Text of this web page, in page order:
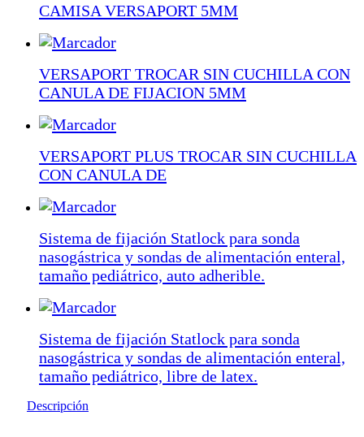
CAMISA VERSAPORT 5MM
VERSAPORT TROCAR SIN CUCHILLA CON
CANULA DE FIJACION 5MM
VERSAPORT PLUS TROCAR SIN CUCHILLA
CON CANULA DE
Sistema de fijación Statlock para sonda
nasogástrica y sondas de alimentación enteral,
tamaño pediátrico, auto adherible.
Sistema de fijación Statlock para sonda
nasogástrica y sondas de alimentación enteral,
tamaño pediátrico, libre de latex.
Descripción